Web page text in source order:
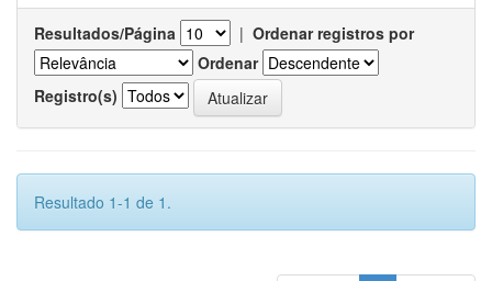
Resultados/Página | Ordenar registros por
Ordenar
Registro(s)
Resultado 1-1 de 1.